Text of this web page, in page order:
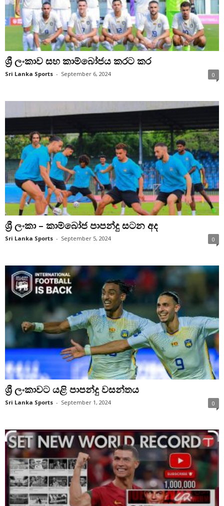
ශ්‍රී ලංකාව සහ කාම්බෝජය කරට කර
Sri Lanka Sports - September 6, 2024 0
ශ්‍රී ලංකා – කාම්බෝජ පාපන්දු සටන අද
Sri Lanka Sports - September 5, 2024 0
ශ්‍රී ලංකාවට යළි පාපන්දු වසන්තය
Sri Lanka Sports - September 1, 2024 0